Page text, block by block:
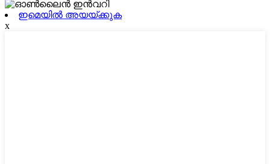
ഇമെയിൽ അയയ്ക്കുക
x